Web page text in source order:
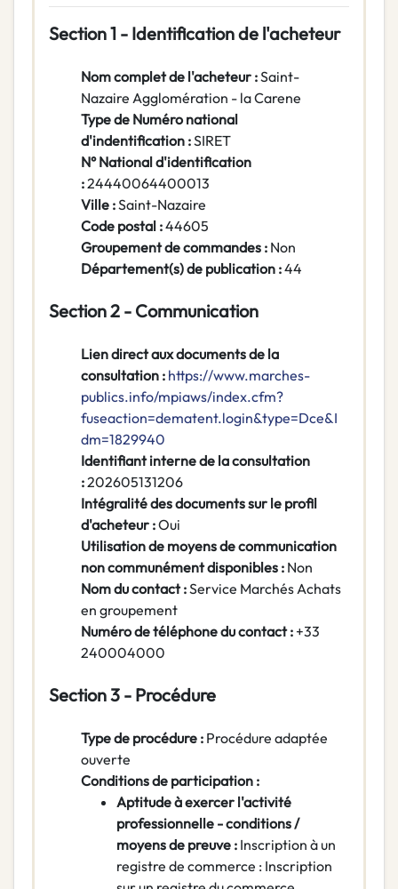
Section 1 - Identification de l'acheteur
Nom complet de l'acheteur :Saint-
Nazaire Agglomération - la Carene
Type de Numéro national
d'indentification :SIRET
N° National d'identification
:24440064400013
Ville :Saint-Nazaire
Code postal :44605
Groupement de commandes : Non
Département(s) de publication :44
Section 2 - Communication
Lien direct aux documents de la
consultation : https://www.marches-
publics.info/mpiaws/index.cfm?
fuseaction=dematent.login&type=Dce&I
dm=1829940
Identifiant interne de la consultation
:202605131206
Intégralité des documents sur le profil
d'acheteur :Oui
Utilisation de moyens de communication
non communément disponibles : Non
Nom du contact :Service Marchés Achats
en groupement
Numéro de téléphone du contact : +33
240004000
Section 3 - Procédure
Type de procédure : Procédure adaptée
ouverte
Conditions de participation :
Aptitude à exercer l'activité
professionnelle - conditions /
moyens de preuve : Inscription à un
registre de commerce : Inscription